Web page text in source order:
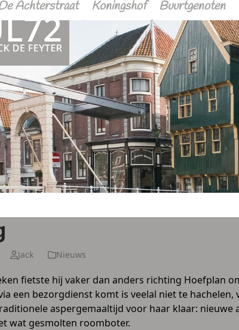
Achterstraat Koningshof Buurtgenoten
Jack Nieuws
fietste hij vaker dan anders richting Hoefplan
een bezorgdienst komt is veelal niet te
aspergemaaltijd voor haar klaar: nieuwe
wat gesmolten roomboter.